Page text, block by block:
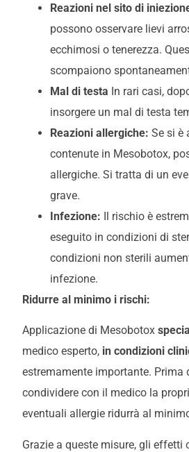
Reazioni nel sito di
possono osservare lievi
ecchimosi o tenerezza.
scompaiono
Mal di testa In rari casi,
insorgere un mal di testa
Reazioni allergiche: Se si è
contenute in Mesobotox,
allergiche. Si tratta di un
grave.
Infezione: Il rischio è
eseguito in condizioni di
condizioni non sterili
infezione.
Ridurre al minimo i rischi:
Applicazione di Mesobotox
medico esperto, in condizioni
estremamente importante. Prima
condividere con il medico la
eventuali allergie ridurrà al
Grazie a queste misure, gli effetti